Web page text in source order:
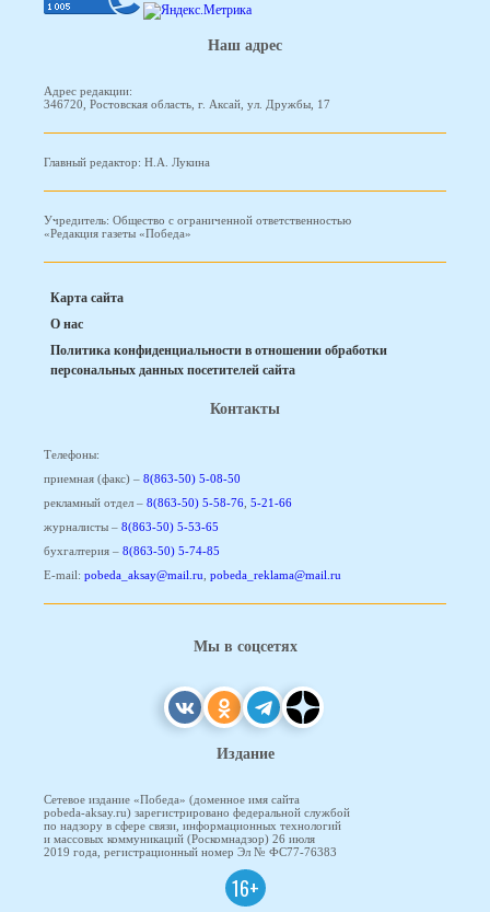
Наш адрес
Адрес редакции:
346720, Ростовская область, г. Аксай, ул. Дружбы, 17
Главный редактор: Н.А. Лукина
Учредитель: Общество с ограниченной ответственностью
«Редакция газеты «Победа»
Карта сайта
О нас
Политика конфиденциальности в отношении обработки
персональных данных посетителей сайта
Контакты
Телефоны:
приемная (факс) – 8(863-50) 5-08-50
рекламный отдел – 8(863-50) 5-58-76, 5-21-66
журналисты – 8(863-50) 5-53-65
бухгалтерия – 8(863-50) 5-74-85
E-mail: pobeda_aksay@mail.ru, pobeda_reklama@mail.ru
Мы в соцсетях
Издание
Сетевое издание «Победа» (доменное имя сайта
pobeda-aksay.ru) зарегистрировано федеральной службой
по надзору в сфере связи, информационных технологий
и массовых коммуникаций (Роскомнадзор) 26 июля
2019 года, регистрационный номер Эл № ФС77-76383
16+